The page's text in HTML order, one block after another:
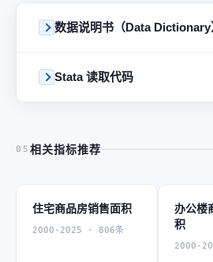
数据说明书（Data Dictionary
Stata 读取代码
05 相关指标推荐
住宅商品房销售面积
2000-2025 · 806条
办公楼
积
2000-